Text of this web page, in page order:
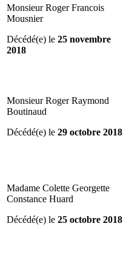
Monsieur Roger Francois
Mousnier
Décédé(e) le 25 novembre
2018
Monsieur Roger Raymond
Boutinaud
Décédé(e) le 29 octobre 2018
Madame Colette Georgette
Constance Huard
Décédé(e) le 25 octobre 2018